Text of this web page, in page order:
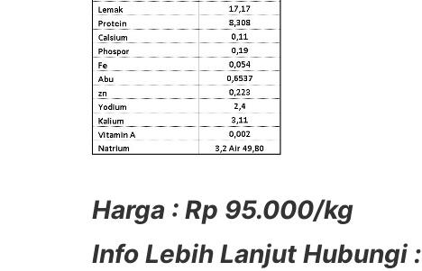
Harga : Rp 95.000/kg
Info Lebih Lanjut Hubungi :